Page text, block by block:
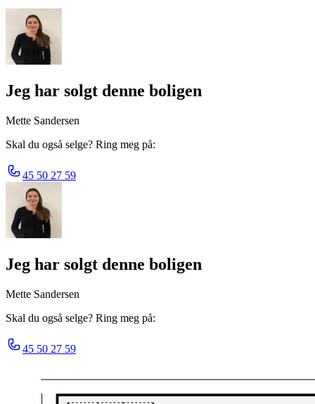
Jeg har solgt denne boligen
Mette Sandersen
Skal du også selge? Ring meg på:
45 50 27 59
Jeg har solgt denne boligen
Mette Sandersen
Skal du også selge? Ring meg på:
45 50 27 59